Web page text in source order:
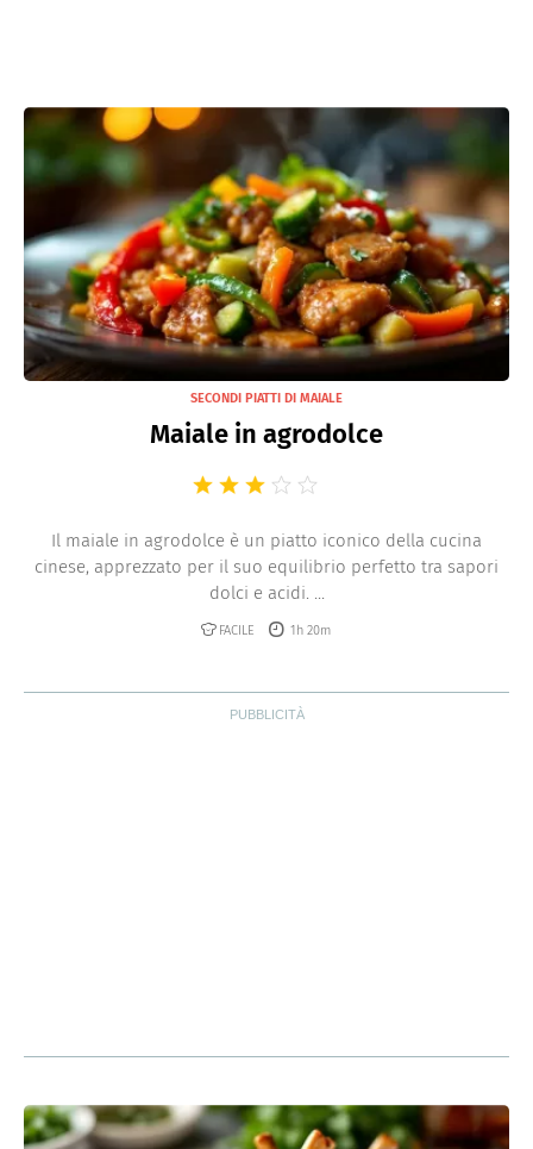
SECONDI PIATTI DI MAIALE
Maiale in agrodolce
Il maiale in agrodolce è un piatto iconico della cucina
cinese, apprezzato per il suo equilibrio perfetto tra sapori
dolci e acidi. ...
FACILE 1h 20m